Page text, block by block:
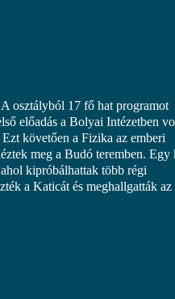
osztályból 17 fő hat programot
előadás a Bolyai Intézetben
követően a Fizika az emberi
meg a Budó teremben. Egy
kipróbálhattak több régi
a Katicát és meghallgatták az